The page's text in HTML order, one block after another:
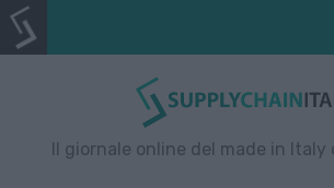
Il giornale online del made in Italy